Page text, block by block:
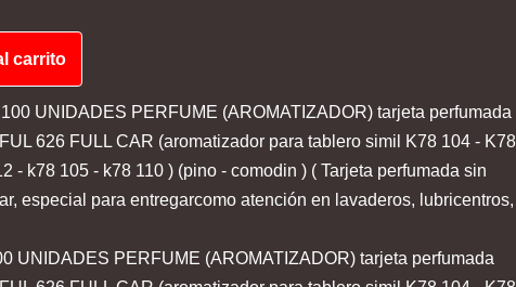
carrito
UNIDADES PERFUME (AROMATIZADOR) tarjeta perfumada